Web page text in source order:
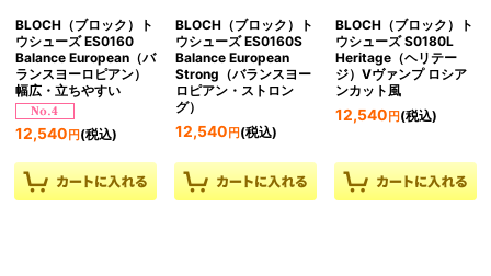
BLOCH（ブロック）ト
ウシューズ ES0160
Balance European（バ
ランスヨーロピアン）
幅広・立ちやすい
12,540 円 (税込)
BLOCH（ブロック）ト
ウシューズ ES0160S
Balance European
Strong（バランスヨー
ロピアン・ストロン
グ）
12,540 円(税込)
BLOCH（ブロック）ト
ウシューズ S0180L
Heritage（ヘリテー
ジ）Vヴァンプ ロシア
ンカット風
12,540 円(税込)